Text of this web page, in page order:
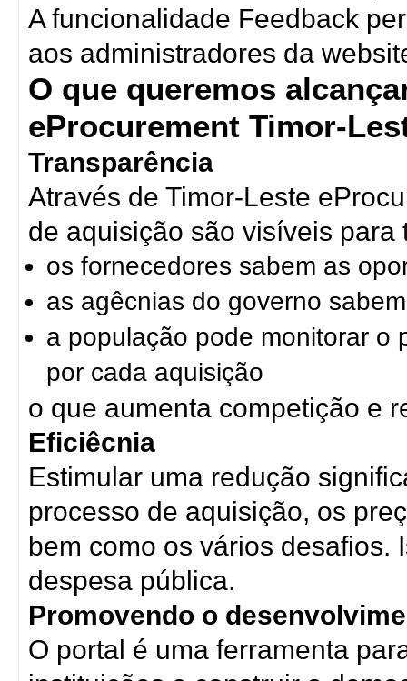
A funcionalidade Feedback
aos administradores da
O que queremos
eProcurement Timor-
Transparência
Através de Timor-Leste
de aquisição são visíveis para
os fornecedores sabem as
as agêcnias do governo
a população pode monitorar o
por cada aquisição
o que aumenta competição e
Eficiêcnia
Estimular uma redução
processo de aquisição, os
bem como os vários desafios.
despesa pública.
Promovendo o
O portal é uma ferramenta